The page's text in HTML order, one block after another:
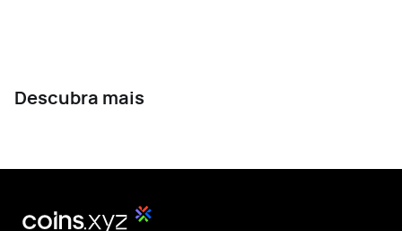
Descubra mais